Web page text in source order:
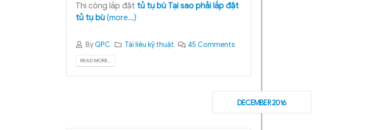
Thi công lắp đặt tủ tụ bù Tại sao phải lắp đặt
tủ tụ bù (more…)
ByQPC Tài liệu kỹ thuật 45 Comments
READ MORE...
DECEMBER 2016